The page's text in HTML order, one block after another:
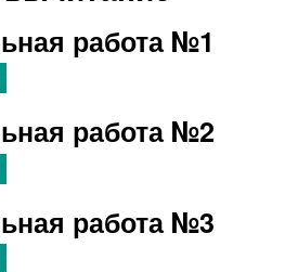
работа №1
работа №2
работа №3